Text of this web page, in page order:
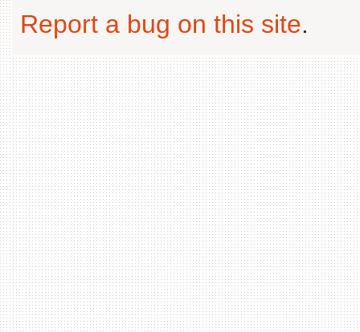
Report a bug on this site.